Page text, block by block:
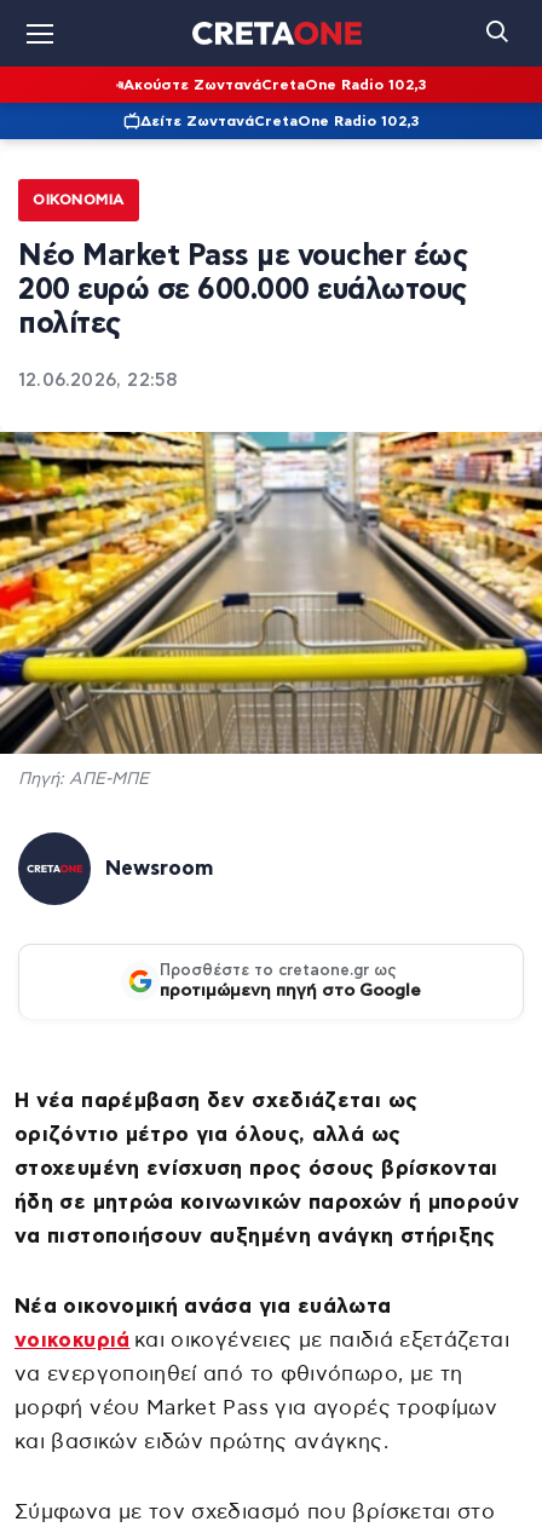
Ακούστε ΖωντανάCretaOne Radio 102,3
Δείτε ΖωντανάCretaOne Radio 102,3
ΟΙΚΟΝΟΜΊΑ
Νέο Market Pass με voucher έως
200 ευρώ σε 600.000 ευάλωτους
πολίτες
12.06.2026, 22:58
Πηγή: ΑΠΕ-ΜΠΕ
Newsroom
Προσθέστε το cretaone.gr ως
προτιμώμενη πηγή στο Google
Η νέα παρέμβαση δεν σχεδιάζεται ως
οριζόντιο μέτρο για όλους, αλλά ως
στοχευμένη ενίσχυση προς όσους βρίσκονται
ήδη σε μητρώα κοινωνικών παροχών ή μπορούν
να πιστοποιήσουν αυξημένη ανάγκη στήριξης
Νέα οικονομική ανάσα για ευάλωτα
νοικοκυριά και οικογένειες με παιδιά εξετάζεται
να ενεργοποιηθεί από το φθινόπωρο, με τη
μορφή νέου Market Pass για αγορές τροφίμων
και βασικών ειδών πρώτης ανάγκης.
Σύμφωνα με τον σχεδιασμό που βρίσκεται στο